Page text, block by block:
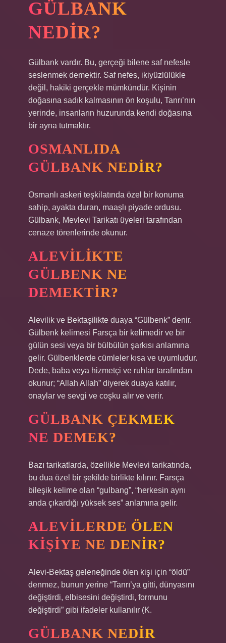
GÜLBANK
NEDIR?
Gülbank vardır. Bu, gerçeği bilene saf nefesle
seslenmek demektir. Saf nefes, ikiyüzlülükle
değil, hakiki gerçekle mümkündür. Kişinin
doğasına sadık kalmasının ön koşulu, Tanrı’nın
yerinde, insanların huzurunda kendi doğasına
bir ayna tutmaktır.
OSMANLIDA
GÜLBANK NEDIR?
Osmanlı askeri teşkilatında özel bir konuma
sahip, ayakta duran, maaşlı piyade ordusu.
Gülbank, Mevlevi Tarikatı üyeleri tarafından
cenaze törenlerinde okunur.
ALEVILIKTE
GÜLBENK NE
DEMEKTIR?
Alevilik ve Bektaşilikte duaya “Gülbenk” denir.
Gülbenk kelimesi Farsça bir kelimedir ve bir
gülün sesi veya bir bülbülün şarkısı anlamına
gelir. Gülbenklerde cümleler kısa ve uyumludur.
Dede, baba veya hizmetçi ve ruhlar tarafından
okunur; “Allah Allah” diyerek duaya katılır,
onaylar ve sevgi ve coşku alır ve verir.
GÜLBANK ÇEKMEK
NE DEMEK?
Bazı tarikatlarda, özellikle Mevlevi tarikatında,
bu dua özel bir şekilde birlikte kılınır. Farsça
bileşik kelime olan “gulbang”, “herkesin aynı
anda çıkardığı yüksek ses” anlamına gelir.
ALEVILERDE ÖLEN
KIŞIYE NE DENIR?
Alevi-Bektaş geleneğinde ölen kişi için “öldü”
denmez, bunun yerine “Tanrı’ya gitti, dünyasını
değiştirdi, elbisesini değiştirdi, formunu
değiştirdi” gibi ifadeler kullanılır (K.
GÜLBANK NEDIR